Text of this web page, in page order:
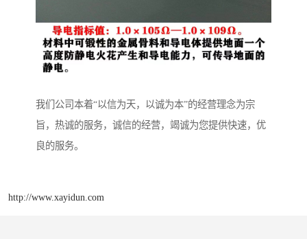
我们公司本着“以信为天，以诚为本”的经营理念为宗
旨，热诚的服务，诚信的经营，竭诚为您提供快速，优
良的服务。
http://www.xayidun.com